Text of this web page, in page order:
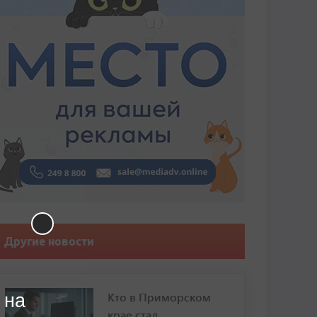
Другие новости
Кто в Приморском